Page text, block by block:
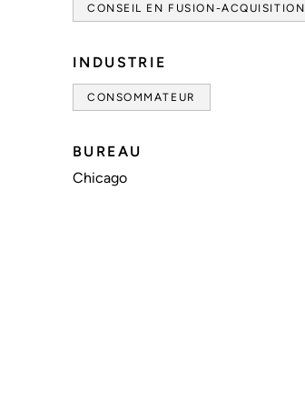
CONSEIL EN FUSION-ACQUISITION
INDUSTRIE
CONSOMMATEUR
BUREAU
Chicago